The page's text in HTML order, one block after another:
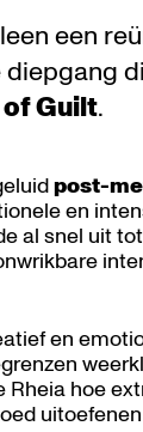
een
Guilt.
post-
en
al snel uit
en
hoe